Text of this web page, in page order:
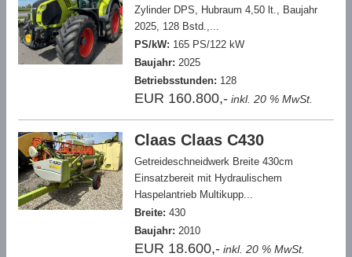
Zylinder DPS, Hubraum 4,50 lt., Baujahr
2025, 128 Bstd.,...
PS/kW: 165 PS/122 kW
Baujahr: 2025
Betriebsstunden: 128
EUR 160.800,- inkl. 20 % MwSt.
Claas Claas C430
Getreideschneidwerk Breite 430cm
Einsatzbereit mit Hydraulischem
Haspelantrieb Multikupp...
Breite: 430
Baujahr: 2010
EUR 18.600,- inkl. 20 % MwSt.